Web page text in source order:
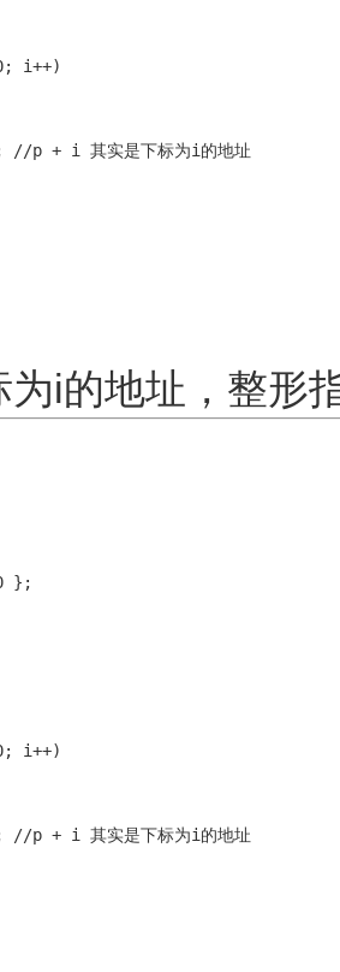
i++)
p + i 其实是下标为i的地址
为i的地址，整形
};
i++)
p + i 其实是下标为i的地址